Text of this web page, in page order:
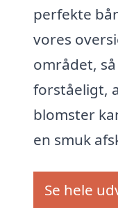
perfekte
vores
området,
forståeligt,
blomster
en smuk
Se hele